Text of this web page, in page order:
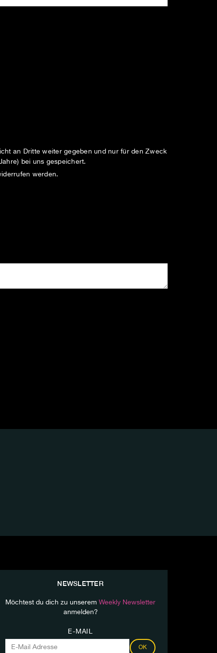
an Dritte weiter gegeben und nur für den Zweck
bei uns gespeichert.
werden.
NEWSLETTER
Möchtest du dich zu unserem Weekly Newsletter
anmelden?
E-MAIL
OK